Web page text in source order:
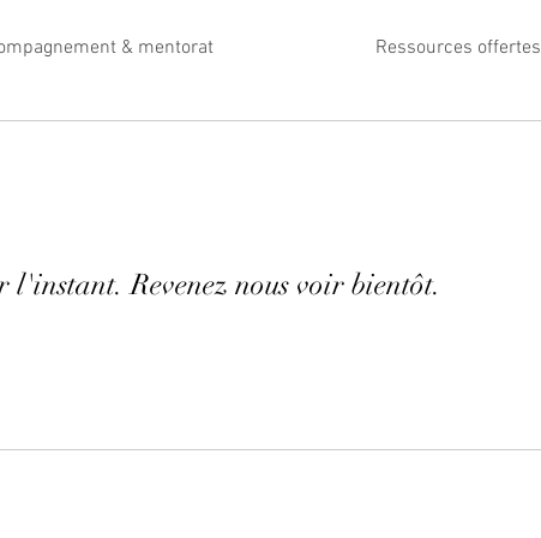
& mentorat Ressources offertes
l'instant. Revenez nous voir bientôt.